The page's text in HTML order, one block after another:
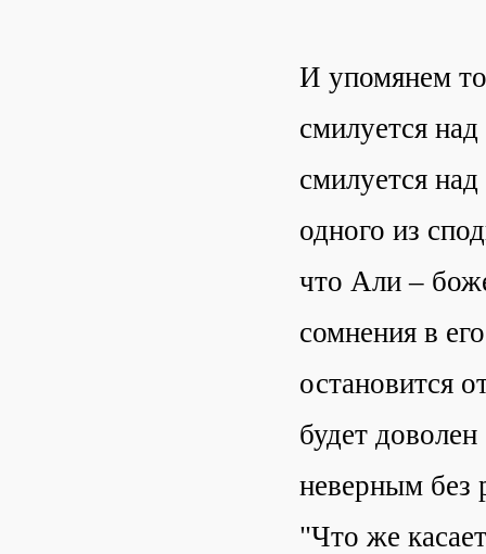
И упомянем
смилуется
смилуется
одного из
что Али –
сомнения в
остановится
будет
неверным без
"Что же